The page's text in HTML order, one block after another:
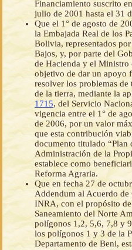
Financiamiento suscrito
julio de 2001 hasta el 31
Que el 1° de agosto de
la Embajada Real de los
Bolivia, representados
Bajos, y, por parte del
de Hacienda y el Ministro
objetivo de dar un apoyo
resolver los problemas
de la tierra, mediante la
1715, del Servicio
vigencia entre el 1° de
de 2006, por un valor
que esta contribución
documento titulado “Plan
Administración de la
establece como
Reforma Agraria.
Que en fecha 27 de
Addendum al Acuerdo
INRA, con el propósito
Saneamiento del Norte
polígonos 1,2, 5,6, 7,8 y
los polígonos 1 y 3 de la
Departamento de Beni,